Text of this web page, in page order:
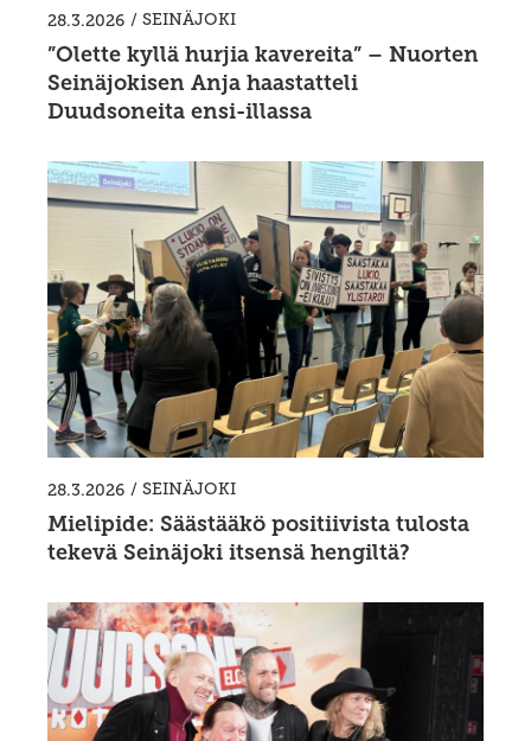
28.3.2026 / SEINÄJOKI
”Olette kyllä hurjia kavereita” – Nuorten
Seinäjokisen Anja haastatteli
Duudsoneita ensi-illassa
28.3.2026 / SEINÄJOKI
Mielipide: Säästääkö positiivista tulosta
tekevä Seinäjoki itsensä hengiltä?